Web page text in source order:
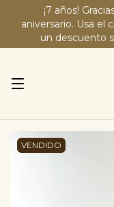
¡7 años!
aniversario. Usa el
un descuento